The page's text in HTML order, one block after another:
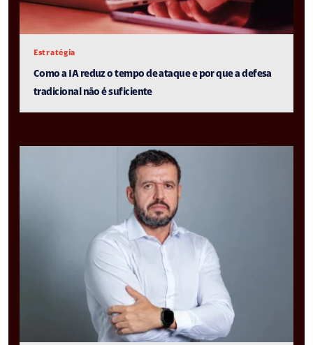
Estratégia
Como a IA reduz o tempo de ataque e por que a defesa
tradicional não é suficiente